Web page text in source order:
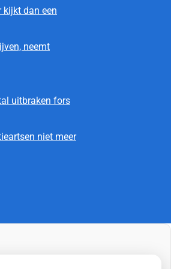
kijkt dan een
neemt
uitbraken fors
niet meer